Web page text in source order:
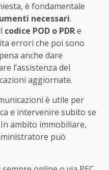
è fondamentale
necessari.
codice POD o PDRe
errori che poi sono
anche dare
l’assistenza del
aggiornate.
è utile per
e intervenire subito se
ambito immobiliare,
può